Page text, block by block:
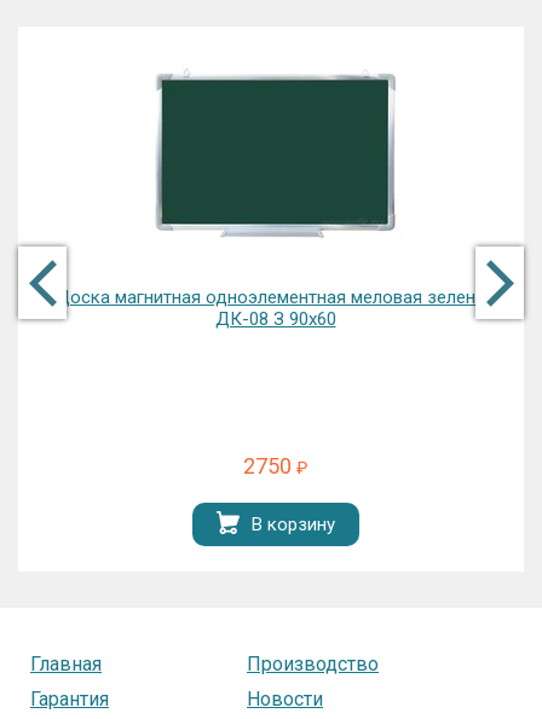
Доска магнитная одноэлементная меловая зеленая
ДК-08 З 90х60
2750 ₽
В корзину
Главная
Производство
Гарантия
Новости